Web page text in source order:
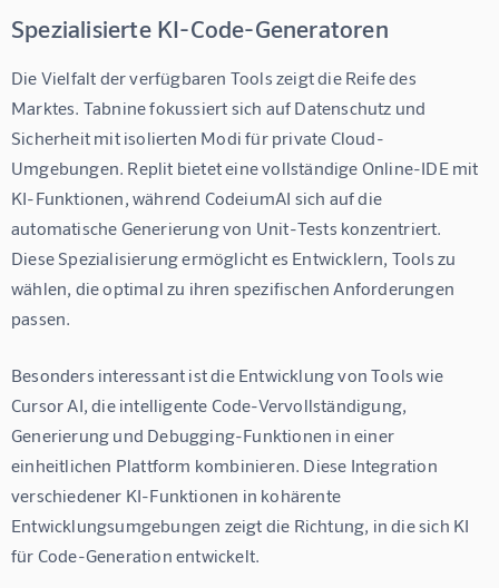
Spezialisierte KI-Code-Generatoren
Die Vielfalt der verfügbaren Tools zeigt die Reife des
Marktes. Tabnine fokussiert sich auf Datenschutz und
Sicherheit mit isolierten Modi für private Cloud-
Umgebungen. Replit bietet eine vollständige Online-IDE mit
KI-Funktionen, während CodeiumAI sich auf die
automatische Generierung von Unit-Tests konzentriert.
Diese Spezialisierung ermöglicht es Entwicklern, Tools zu
wählen, die optimal zu ihren spezifischen Anforderungen
passen.
Besonders interessant ist die Entwicklung von Tools wie
Cursor AI, die intelligente Code-Vervollständigung,
Generierung und Debugging-Funktionen in einer
einheitlichen Plattform kombinieren. Diese Integration
verschiedener KI-Funktionen in kohärente
Entwicklungsumgebungen zeigt die Richtung, in die sich KI
für Code-Generation entwickelt.